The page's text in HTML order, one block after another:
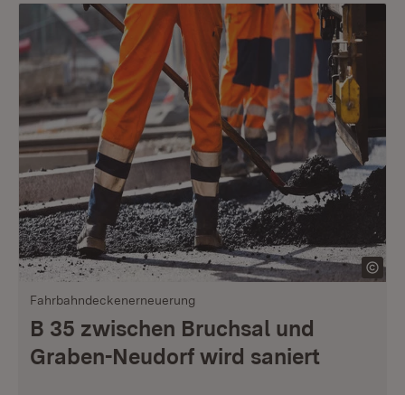
Fahrbahndeckenerneuerung
B 35 zwischen Bruchsal und
Graben-Neudorf wird saniert